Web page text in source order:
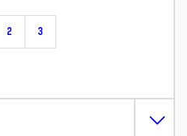
2 3